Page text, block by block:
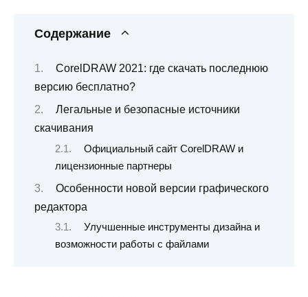
Содержание
CorelDRAW 2021: где скачать последнюю
версию бесплатно?
Легальные и безопасные источники
скачивания
Официальный сайт CorelDRAW и
лицензионные партнеры
Особенности новой версии графического
редактора
Улучшенные инструменты дизайна и
возможности работы с файлами